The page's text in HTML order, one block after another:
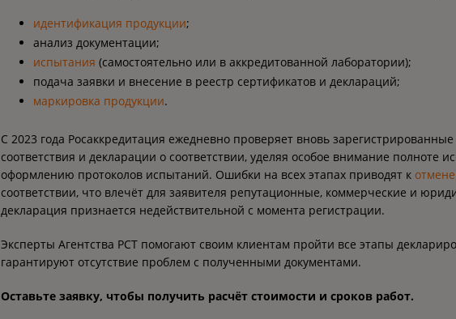
идентификация продукции;
анализ документации;
испытания (самостоятельно или в аккредитованной лаборатории);
подача заявки и внесение в реестр сертификатов и деклараций;
маркировка продукции.
С 2023 года Росаккредитация ежедневно проверяет вновь
соответствия и декларации о соответствии, уделяя особое внимание полноте
оформлению протоколов испытаний. Ошибки на всех этапах приводят к отмене
соответствии, что влечёт для заявителя репутационные, коммерческие и
декларация признается недействительной с момента регистрации.
Эксперты Агентства РСТ помогают своим клиентам пройти все этапы
гарантируют отсутствие проблем с полученными документами.
Оставьте заявку, чтобы получить расчёт стоимости и сроков работ.